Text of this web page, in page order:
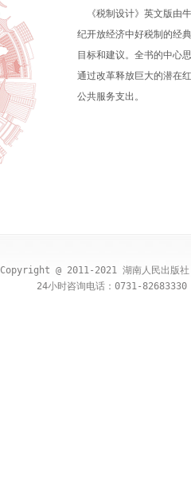
《税制设计》英文版由
纪开放经济中好税制的经
目标和建议。全书的中心
通过改革释放巨大的潜在
公共服务支出。
Copyright @ 2011-2021 湖南人民出版
24小时咨询电话：0731-